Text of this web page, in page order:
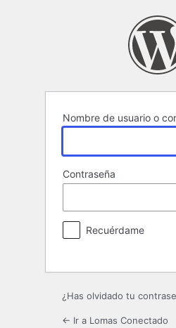
Nombre de usuario o
Contraseña
Recuérdame
¿Has olvidado tu
← Ir a Lomas Conectado